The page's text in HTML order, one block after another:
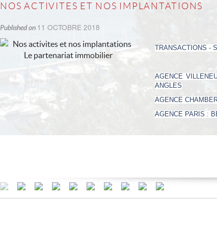
NOS ACTIVITES ET NOS IMPLANTATIONS
Published on 11 OCTOBRE 2018
TRANSACTIONS -
AGENCE
ANGLES
AGENCE
AGENCE PARIS :